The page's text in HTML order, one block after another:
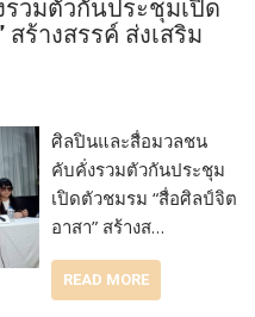
วมตัวกันประชุมเปิด
ร้างสรรค์ ส่งเสริม
ศิลปินและสื่อมวลชน
คับคั่งรวมตัวกันประชุม
เปิดตัวชมรม “สื่อศิลป์จิต
อาสา” สร้างส…
READ MORE